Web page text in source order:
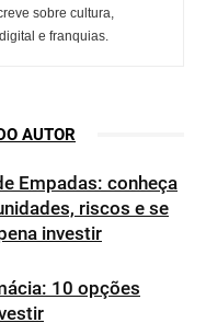
sobre cultura,
e franquias.
AUTOR
Empadas: conheça
riscos e se
investir
10 opções